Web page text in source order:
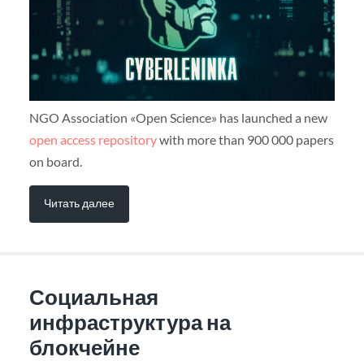
NGO Association «Open Science» has launched a new
open access repositorywith more than 900 000 papers
on board.
Читать далее
Социальная
инфраструктура на
блокчейне